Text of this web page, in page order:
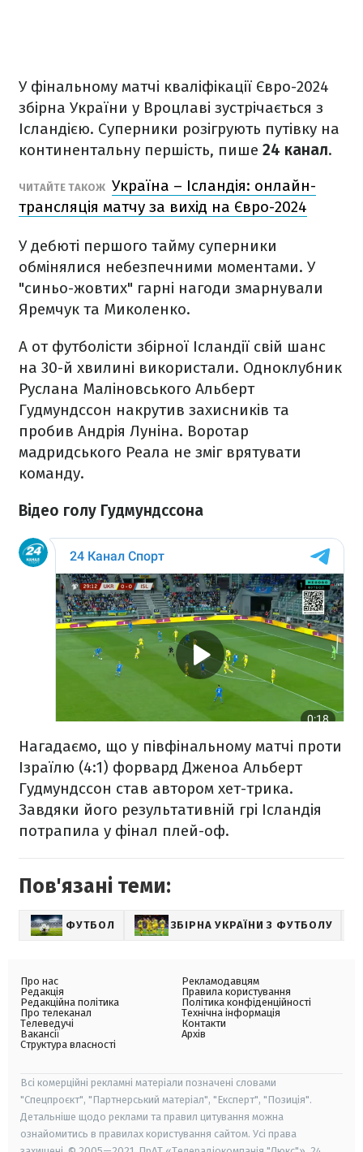
У фінальному матчі кваліфікації Євро-2024
збірна України у Вроцлаві зустрічається з
Ісландією. Суперники розігрують путівку на
континентальну першість, пише 24 канал.
ЧИТАЙТЕ ТАКОЖ Україна – Ісландія: онлайн-
трансляція матчу за вихід на Євро-2024
У дебюті першого тайму суперники
обмінялися небезпечними моментами. У
"синьо-жовтих" гарні нагоди змарнували
Яремчук та Миколенко.
А от футболісти збірної Ісландії свій шанс
на 30-й хвилині використали. Одноклубник
Руслана Маліновського Альберт
Гудмундссон накрутив захисників та
пробив Андрія Луніна. Воротар
мадридського Реала не зміг врятувати
команду.
Відео голу Гудмундссона
Нагадаємо, що у півфінальному матчі проти
Ізраїлю (4:1) форвард Дженоа Альберт
Гудмундссон став автором хет-трика.
Завдяки його результативній грі Ісландія
потрапила у фінал плей-оф.
Пов'язані теми:
ФУТБОЛ ЗБІРНА УКРАЇНИ З ФУТБОЛУ
Про нас
Редакція
Редакційна політика
Про телеканал
Телеведучі
Вакансії
Структура власності
Рекламодавцям
Правила користування
Політика конфіденційності
Технічна інформація
Контакти
Архів
Всі комерційні рекламні матеріали позначені словами
"Спецпроєкт", "Партнерський матеріал", "Експерт", "Позиція".
Детальніше щодо реклами та правил цитування можна
ознайомитись в правилах користування сайтом. Усі права